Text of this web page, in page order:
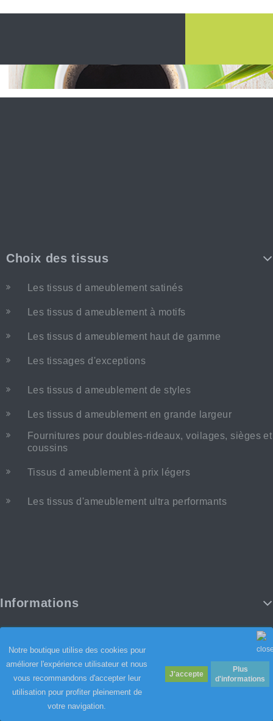
Notre boutique utilise des cookies pour
améliorer l'expérience utilisateur et nous
vous recommandons d'accepter leur
utilisation pour profiter pleinement de
votre navigation.
Plus
d'informations
Choix des tissus
Les tissus d ameublement satinés
Les tissus d ameublement à motifs
Les tissus d ameublement haut de gamme
Les tissages d'exceptions
Les tissus d ameublement de styles
Les tissus d ameublement en grande largeur
Fournitures pour doubles-rideaux, voilages, sièges et
coussins
Tissus d ameublement à prix légers
Les tissus d'ameublement ultra performants
Informations